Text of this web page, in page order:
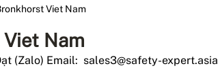
Viet Nam
Viet Nam
(Zalo) Email: sales3@safety-expert.asia